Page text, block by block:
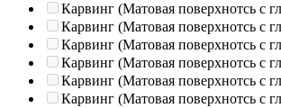
Карвинг (Матовая поверхнотсь с
Карвинг (Матовая поверхнотсь с
Карвинг (Матовая поверхнотсь с
Карвинг (Матовая поверхнотсь с
Карвинг (Матовая поверхнотсь с
Карвинг (Матовая поверхнотсь с